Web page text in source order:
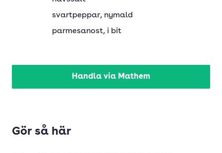
svartpeppar, nymald
parmesanost, i bit
Handla via Mathem
Gör så här